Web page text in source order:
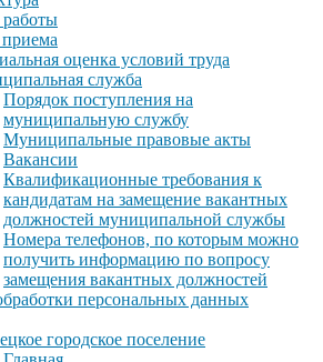
оценка условий труда
служба
Порядок поступления на
муниципальную службу
Муниципальные правовые акты
Вакансии
Квалификационные требования к
кандидатам на замещение вакантных
должностей муниципальной службы
Номера телефонов, по которым можно
получить информацию по вопросу
замещения вакантных должностей
персональных данных
городское поселение